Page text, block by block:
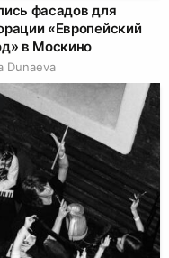
фасадов для
«Европейский
в Москино
Dunaeva